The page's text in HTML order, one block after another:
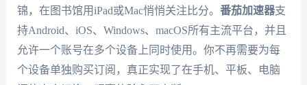
锦，在图书馆用iPad或Mac悄悄关注比分。 番茄加速器支
持Android、iOS、Windows、macOS所有主流平台，并且
允许一个账号在多个设备上同时使用。你不再需要为每
个设备单独购买订阅，真正实现了在手机、平板、电脑